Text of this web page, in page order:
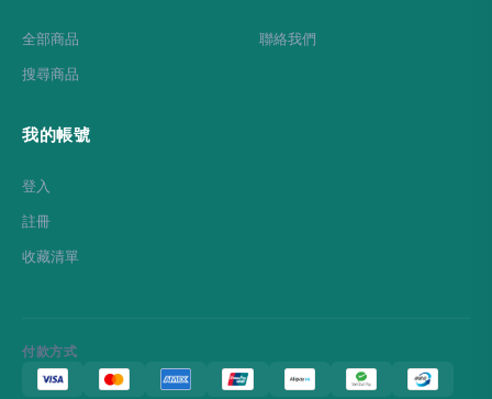
全部商品
搜尋商品
聯絡我們
我的帳號
登入
註冊
收藏清單
付款方式